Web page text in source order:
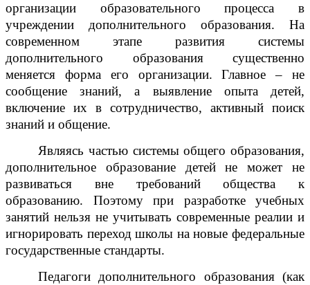
организации образовательного процесса в
учреждении дополнительного образования. На
современном этапе развития системы
дополнительного образования существенно
меняется форма его организации. Главное – не
сообщение знаний, а выявление опыта детей,
включение их в сотрудничество, активный поиск
знаний и общение.
Являясь частью системы общего образования,
дополнительное образование детей не может не
развиваться вне требований общества к
образованию. Поэтому при разработке учебных
занятий нельзя не учитывать современные реалии и
игнорировать переход школы на новые федеральные
государственные стандарты.
Педагоги дополнительного образования (как